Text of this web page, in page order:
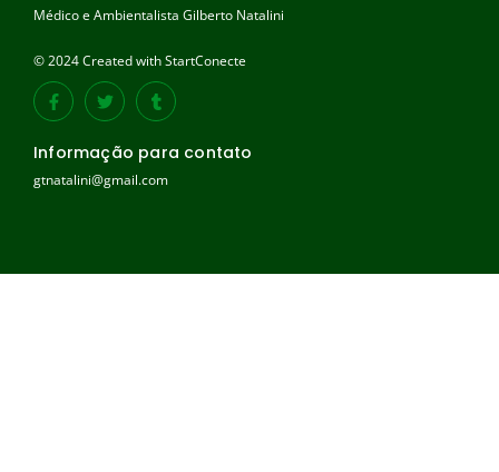
Médico e Ambientalista Gilberto Natalini
© 2024 Created with StartConecte
Informação para contato
gtnatalini@gmail.com